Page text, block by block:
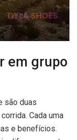
em grupo
são duas
Cada uma
e benefícios.